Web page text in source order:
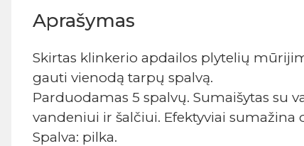
Aprašymas
Skirtas klinkerio apdailos plytelių
gauti vienodą tarpų spalvą.
Parduodamas 5 spalvų. Sumaišytas su
vandeniui ir šalčiui. Efektyviai
Spalva: pilka.